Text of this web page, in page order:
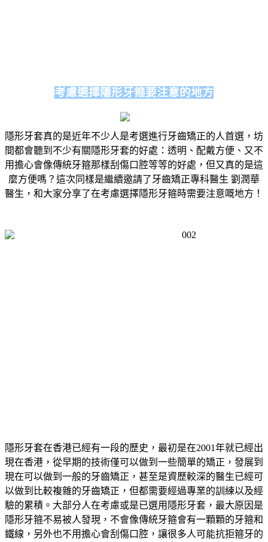
考慮選擇隱形牙箍要注意的地方
隱形牙套真的是近年不少人是考選進行牙齒矯正的人首選，坊
間都會聽到不少有關隱形牙套的好處：透明、配戴方便、又不
用擔心會像傳統牙箍那樣刮傷口腔等等的好處，但又真的是這
麼方便嗎？這次同樣是繼續邀請了牙齒矯正專科醫生 劉潤華
醫生，和大家分享了在考慮選擇隱形牙箍時需要注意嘅地方！
隱形牙套在香港已經有一段的歷史，最初是在2001年就已經出
現在香港，從早期的技術僅可以做到一些簡單的矯正，發展到
現在可以做到一般的牙齒矯正，甚至是資歷較深的醫生已經可
以做到比較複雜的牙齒矯正，但都需要經過專業的訓練以及經
驗的累積。大部分人在考慮或是已選用隱形牙套，最大原因是
隱形牙箍不易被人發現，不會像傳統牙箍會有一顆顆的牙箍和
鐵線，另外也不用擔心會刮傷口腔，讓很多人可能抗拒箍牙的